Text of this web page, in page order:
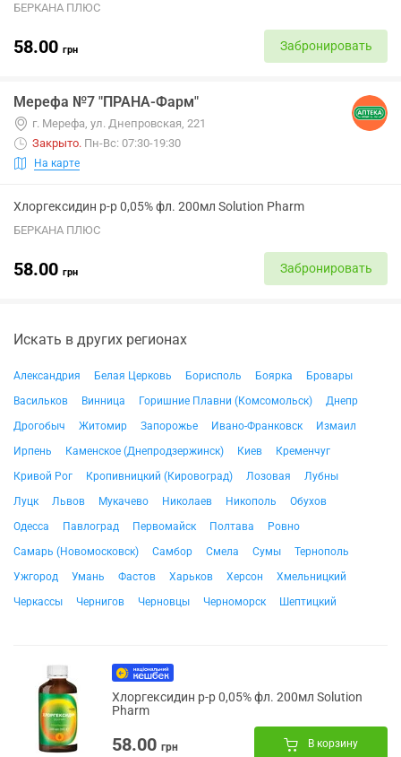
БЕРКАНА ПЛЮС
58.00 грн Забронировать
Мерефа №7 "ПРАНА-Фарм"
г. Мерефа, ул. Днепровская, 221
Закрыто. Пн-Вс: 07:30-19:30
На карте
Хлоргексидин р-р 0,05% фл. 200мл Solution Pharm
БЕРКАНА ПЛЮС
58.00 грн Забронировать
Искать в других регионах
Александрия Белая Церковь Борисполь Боярка
Бровары
Васильков
Винница Горишние Плавни (Комсомольск)
Днепр
Дрогобыч
Житомир Запорожье Ивано-Франковск
Измаил
Ирпень
Каменское (Днепродзержинск) Киев
Кременчуг
Кривой Рог
Кропивницкий (Кировоград) Лозовая
Лубны
Луцк
Львов Мукачево Николаев Никополь
Обухов
Одесса
Павлоград Первомайск Полтава
Ровно
Самарь (Новомосковск)
Самбор Смела Сумы
Тернополь
Ужгород
Умань Фастов Харьков Херсон
Хмельницкий
Черкассы
Чернигов Черновцы Черноморск Шептицкий
Хлоргексидин р-р 0,05% фл. 200мл Solution
Pharm
58.00 грн В корзину